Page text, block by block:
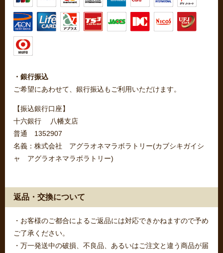
・銀行振込
ご希望にあわせて、銀行振込もご利用いただけます。
【振込銀行口座】
十六銀行 八幡支店
普通 1352907
名義：株式会社 アグラオネマラボラトリー(カブシキガイシ
ャ アグラオネマラボラトリー)
返品・交換について
・お客様のご都合によるご返品には対応できかねますので予め
ご了承ください。
・万一発送中の破損、不良品、あるいはご注文と違う商品が届